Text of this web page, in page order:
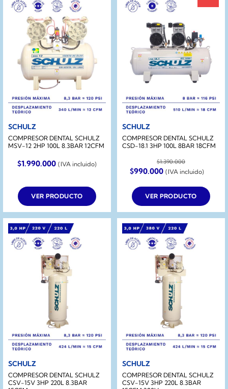
SCHULZ
COMPRESOR DENTAL SCHULZ
MSV-12 2HP 100L 8.3BAR 12CFM
$1.990.000 (IVA incluido)
VER PRODUCTO
SCHULZ
COMPRESOR DENTAL SCHULZ
CSD-18.1 3HP 100L 8BAR 18CFM
$1.390.000
El
precio
era:
$1.390.000.
$990.000El
precio
es:
$990.000.
(IVA incluido)
VER PRODUCTO
SCHULZ
COMPRESOR DENTAL SCHULZ
CSV-15V 3HP 220L 8.3BAR
SCHULZ
COMPRESOR DENTAL SCHULZ
CSV-15V 3HP 220L 8.3BAR